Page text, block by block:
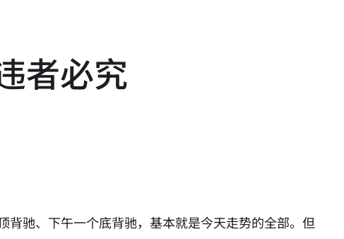
者必究
驰、下午一个底背驰，基本就是今天走势的全部。但